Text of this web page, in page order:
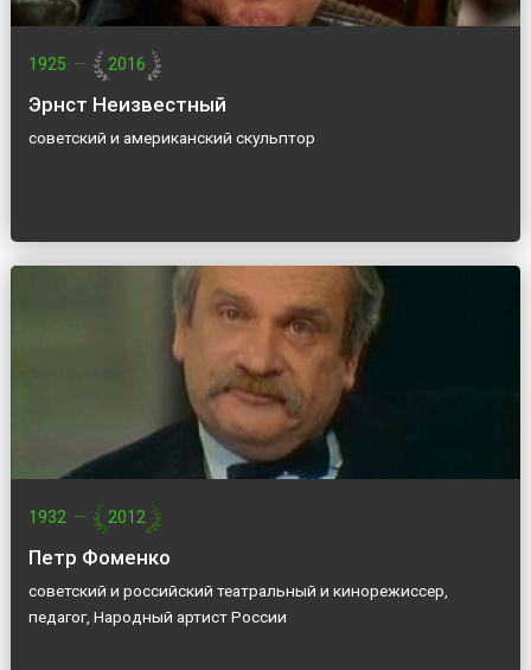
1925 — 2016
Эрнст Неизвестный
советский и американский скульптор
1932 — 2012
Петр Фоменко
советский и российский театральный и кинорежиссер,
педагог, Народный артист России